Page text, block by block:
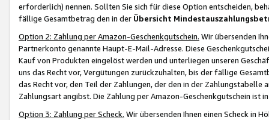
erforderlich) nennen. Sollten Sie sich für diese Option entscheiden,
fällige Gesamtbetrag den in der Übersicht
Option 2: Zahlung per Amazon-Geschenkgutschein. Wir übersenden
Partnerkonto genannte Haupt-E-Mail-Adresse. Diese
Kauf von Produkten eingelöst werden und unterliegen unseren
uns das Recht vor, Vergütungen zurückzuhalten, bis der fällige
das Recht vor, den Teil der Zahlungen, der den in der
Zahlungsart angibst. Die Zahlung per Amazon-Geschenkgutschein ist
Option 3: Zahlung per Scheck. Wir übersenden Ihnen einen Scheck in